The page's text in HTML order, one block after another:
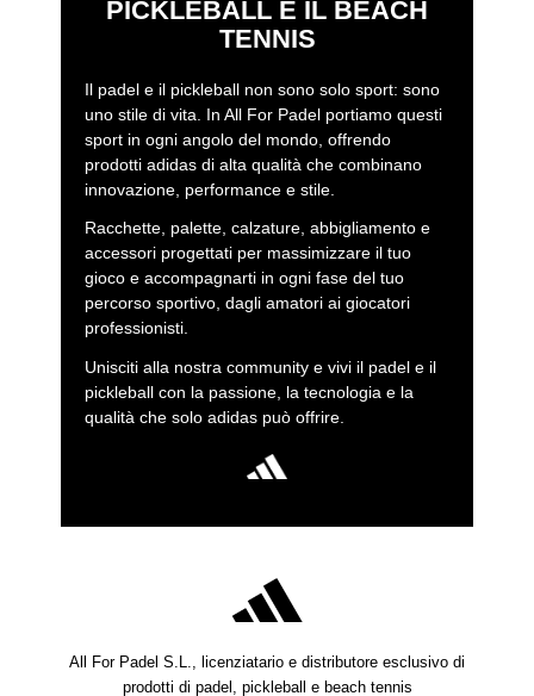
PICKLEBALL E IL BEACH
TENNIS
Il padel e il pickleball non sono solo sport: sono
uno stile di vita. In All For Padel portiamo questi
sport in ogni angolo del mondo, offrendo
prodotti adidas di alta qualità che combinano
innovazione, performance e stile.
Racchette, palette, calzature, abbigliamento e
accessori progettati per massimizzare il tuo
gioco e accompagnarti in ogni fase del tuo
percorso sportivo, dagli amatori ai giocatori
professionisti.
Unisciti alla nostra community e vivi il padel e il
pickleball con la passione, la tecnologia e la
qualità che solo adidas può offrire.
All For Padel S.L., licenziatario e distributore esclusivo di
prodotti di padel, pickleball e beach tennis